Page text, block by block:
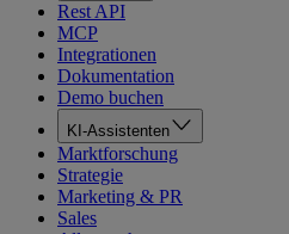
Rest API
MCP
Integrationen
Dokumentation
Demo buchen
KI-Assistenten
Marktforschung
Strategie
Marketing & PR
Sales